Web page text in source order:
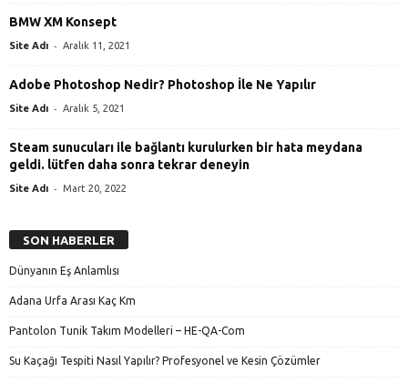
BMW XM Konsept
Site Adı - Aralık 11, 2021
Adobe Photoshop Nedir? Photoshop İle Ne Yapılır
Site Adı - Aralık 5, 2021
Steam sunucuları ile bağlantı kurulurken bir hata meydana
geldi. lütfen daha sonra tekrar deneyin
Site Adı - Mart 20, 2022
SON HABERLER
Dünyanın Eş Anlamlısı
Adana Urfa Arası Kaç Km
Pantolon Tunik Takım Modelleri – HE-QA-Com
Su Kaçağı Tespiti Nasıl Yapılır? Profesyonel ve Kesin Çözümler